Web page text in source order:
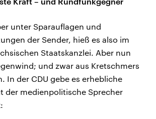
unter Sparauflagen und
der Sender, hieß es also im
Staatskanzlei. Aber nun
und zwar aus Kretschmers
In der CDU gebe es erhebliche
der medienpolitische Sprecher